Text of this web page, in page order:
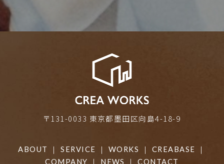
〒131-0033 東京都墨田区向島4-18-9
ABOUT ｜SERVICE ｜ WORKS ｜ CREABASE ｜
COMPANY ｜ NEWS ｜CONTACT